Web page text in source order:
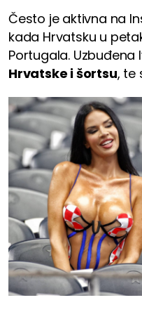
Često je aktivna na
kada Hrvatsku u
Portugala. Uzbuđena
Hrvatske i šortsu, te